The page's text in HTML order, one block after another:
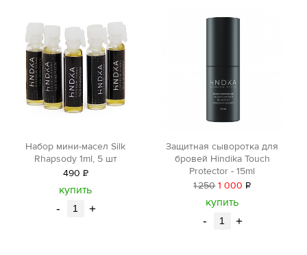
Набор мини-масел Silk
Rhapsody 1ml, 5 шт
490 Р
уб.
купить
- +
Защитная сыворотка для
бровей Hindika Touch
Protector - 15ml
1250 1 000 Р
купить
- +